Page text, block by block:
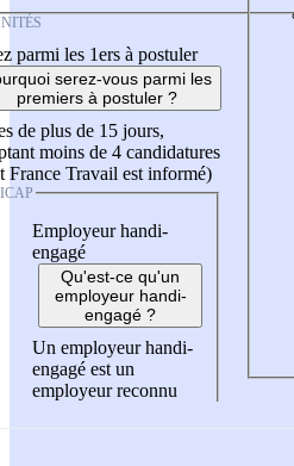
parmi les 1ers à postuler
serez-vous parmi les
premiers à postuler ?
de plus de 15 jours,
moins de 4 candidatures
France Travail est informé)
Employeur handi-
engagé
Qu'est-ce qu'un
employeur handi-
engagé ?
Un employeur handi-
engagé est un
employeur reconnu